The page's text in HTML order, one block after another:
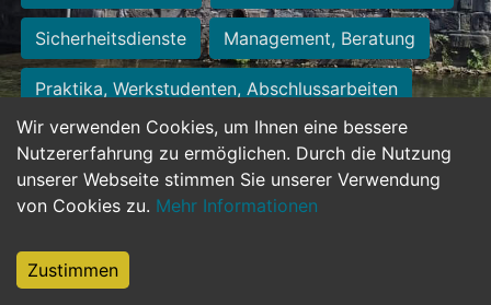
Wir verwenden Cookies, um Ihnen eine bessere
Nutzererfahrung zu ermöglichen. Durch die Nutzung
unserer Webseite stimmen Sie unserer Verwendung
von Cookies zu. Mehr Informationen
Zustimmen
Sicherheitsdienste Management, Beratung
Praktika, Werkstudenten, Abschlussarbeiten
Personalwesen Assistenz, Sekretariat
Hilfskräfte, Aushilfs- und Nebenjobs
Weiterbildung, Studium, duale Ausbildung